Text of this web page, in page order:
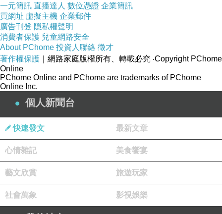
三圍：32/
24/ 34
(實際穿著
尺寸為M
號)
一元簡訊 直播達人 數位憑證 企業簡訊
買網址 虛擬主機 企業郵件
廣告刊登 隱私權聲明
消費者保護 兒童網路安全
About PChome 投資人聯絡 徵才
著作權保護 ｜網路家庭版權所有、轉載必究 ‧Copyright PChome
Online
PChome Online and PChome are trademarks of PChome
Online Inc.
個人新聞台
快速發文 最新文章
心情雜記 美食饗宴
藝文欣賞 旅遊玩家
社會萬象 影視娛樂